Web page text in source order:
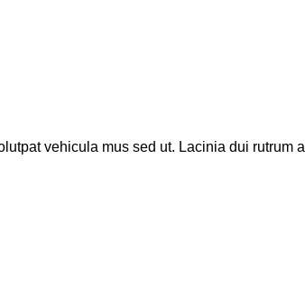
vehicula mus sed ut. Lacinia dui rutrum